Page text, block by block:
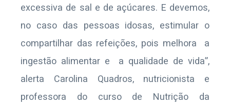
excessiva de sal e de açúcares. E devemos,
no caso das pessoas idosas, estimular o
compartilhar das refeições, pois melhora a
ingestão alimentar e a qualidade de vida”,
alerta Carolina Quadros, nutricionista e
professora do curso de Nutrição da